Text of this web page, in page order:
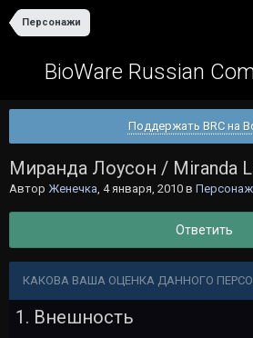
Персонажи
BioWare Russian
Поддержать BRC на
Миранда Лоусон / Miranda
Автор Женечка, 4 января, 2010 в
Ответить
КАКОВА ВАША ОЦЕНКА ДАННОГО
1. Внешность